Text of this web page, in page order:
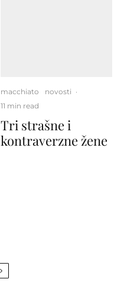
macchiato novosti ·
11 min read
Tri strašne i
kontraverzne žene